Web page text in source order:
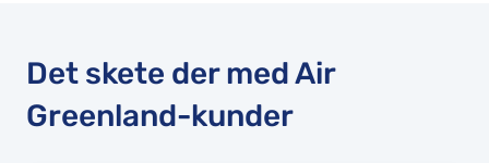
Det skete der med Air
Greenland-kunder